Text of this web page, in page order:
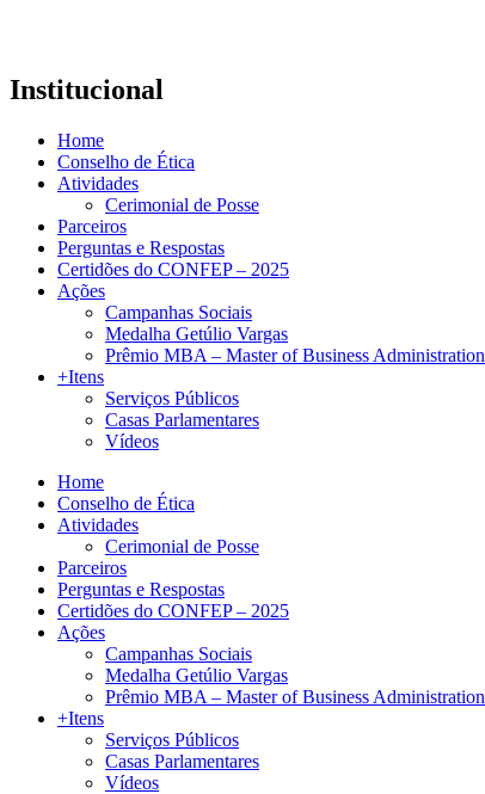
Institucional
Home
Conselho de Ética
Atividades
Cerimonial de Posse
Parceiros
Perguntas e Respostas
Certidões do CONFEP – 2025
Ações
Campanhas Sociais
Medalha Getúlio Vargas
Prêmio MBA – Master of Business Administration
+Itens
Serviços Públicos
Casas Parlamentares
Vídeos
Home
Conselho de Ética
Atividades
Cerimonial de Posse
Parceiros
Perguntas e Respostas
Certidões do CONFEP – 2025
Ações
Campanhas Sociais
Medalha Getúlio Vargas
Prêmio MBA – Master of Business Administration
+Itens
Serviços Públicos
Casas Parlamentares
Vídeos